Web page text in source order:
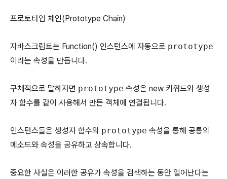
프로토타입 체인(Prototype Chain)
자바스크립트는 Function() 인스턴스에 자동으로 prototype
이라는 속성을 만듭니다.
구체적으로 말하자면 prototype 속성은 new 키워드와 생성
자 함수를 같이 사용해서 만든 객체에 연결됩니다.
인스턴스들은 생성자 함수의 prototype 속성을 통해 공통의
메소드와 속성을 공유하고 상속합니다.
중요한 사실은 이러한 공유가 속성을 검색하는 동안 일어난다는